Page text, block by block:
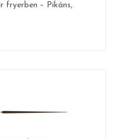
fryerben – Pikáns,